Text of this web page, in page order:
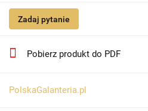
Zadaj pytanie
Pobierz produkt do PDF
PolskaGalanteria.pl